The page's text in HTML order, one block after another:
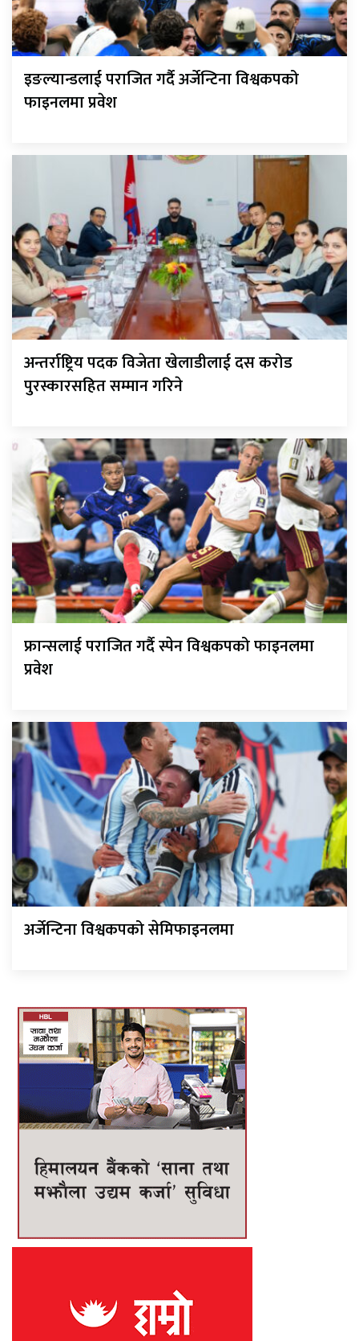
इङल्यान्डलाई पराजित गर्दै अर्जेन्टिना विश्वकपको
फाइनलमा प्रवेश
अन्तर्राष्ट्रिय पदक विजेता खेलाडीलाई दस करोड
पुरस्कारसहित सम्मान गरिने
फ्रान्सलाई पराजित गर्दै स्पेन विश्वकपको फाइनलमा
प्रवेश
अर्जेन्टिना विश्वकपको सेमिफाइनलमा